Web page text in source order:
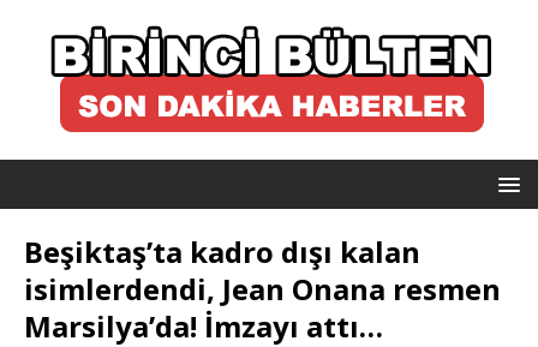
Beşiktaş’ta kadro dışı kalan
isimlerdendi, Jean Onana resmen
Marsilya’da! İmzayı attı…